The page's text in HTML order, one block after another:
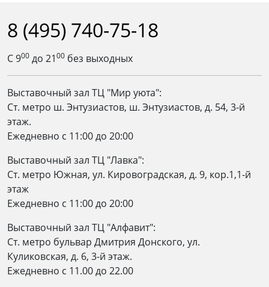
8 (495) 740-75-18
С 900 до 2100 без выходных
Выставочный зал ТЦ "Мир уюта":
Ст. метро ш. Энтузиастов, ш. Энтузиастов, д. 54, 3-й
этаж.
Ежедневно c 11:00 до 20:00
Выставочный зал ТЦ "Лавка":
Ст. метро Южная, ул. Кировоградская, д. 9, кор.1,1-й
этаж
Ежедневно c 11:00 до 20:00
Выставочный зал ТЦ "Алфавит":
Ст. метро бульвар Дмитрия Донского, ул.
Куликовская, д. 6, 3-й этаж.
Ежедневно с 11.00 до 22.00